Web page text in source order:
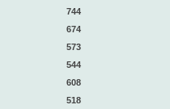
744
674
573
544
608
518